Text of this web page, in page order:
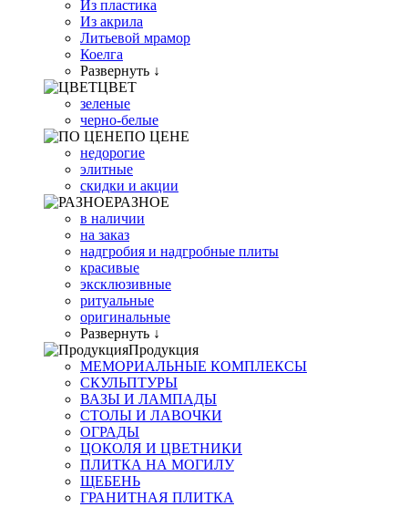
Из пластика
Из акрила
Литьевой мрамор
Коелга
Развернуть ↓
ЦВЕТ
зеленые
черно-белые
ПО ЦЕНЕ
недорогие
элитные
скидки и акции
РАЗНОЕ
в наличии
на заказ
надгробия и надгробные плиты
красивые
эксклюзивные
ритуальные
оригинальные
Развернуть ↓
Продукция
МЕМОРИАЛЬНЫЕ КОМПЛЕКСЫ
СКУЛЬПТУРЫ
ВАЗЫ И ЛАМПАДЫ
СТОЛЫ И ЛАВОЧКИ
ОГРАДЫ
ЦОКОЛЯ И ЦВЕТНИКИ
ПЛИТКА НА МОГИЛУ
ЩЕБЕНЬ
ГРАНИТНАЯ ПЛИТКА